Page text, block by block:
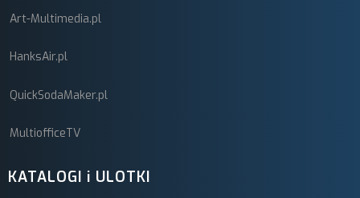
Art-Multimedia.pl
HanksAir.pl
QuickSodaMaker.pl
MultiofficeTV
KATALOGI i ULOTKI